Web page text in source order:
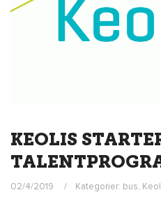
KEOLIS
02/4/2019 Kategorier: bus,